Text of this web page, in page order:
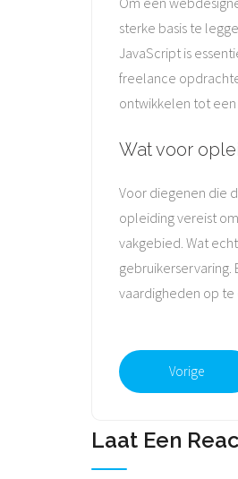
sterke basis te
JavaScript is
freelance
ontwikkelen tot
Wat voor
Voor diegenen die
opleiding vereist
vakgebied. Wat
gebruikerservaring.
vaardigheden op te
Vorige
Laat Een